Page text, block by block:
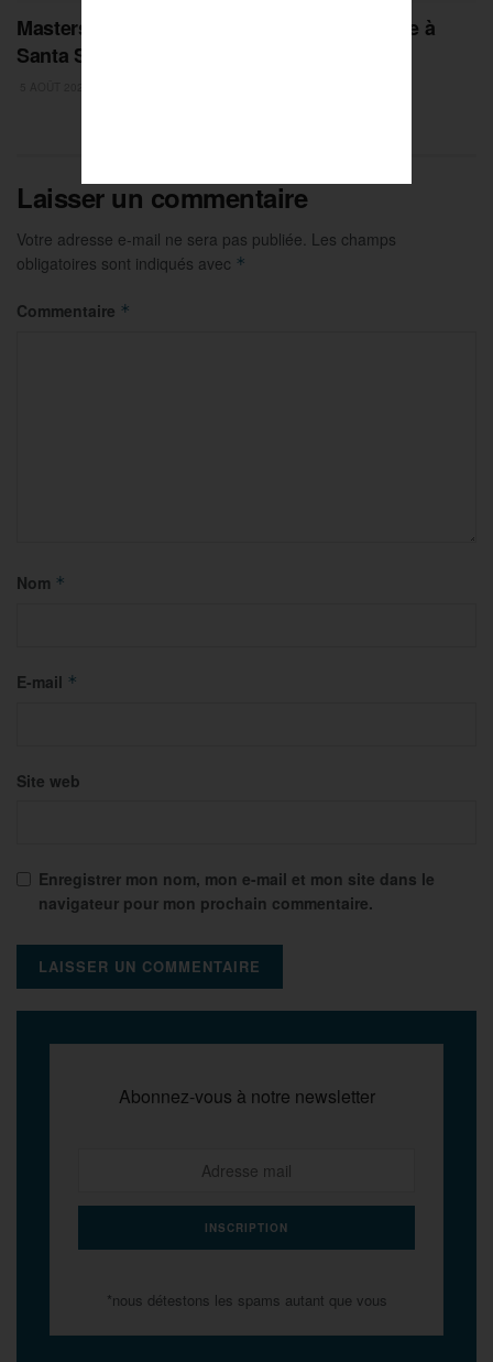
Masters de Pétanque : la Dream Team royale à
Santa Susanna !
Laisser un commentaire
Votre adresse e-mail ne sera pas publiée. Les champs
obligatoires sont indiqués avec *
Commentaire *
Nom *
E-mail *
Site web
Enregistrer mon nom, mon e-mail et mon site dans le
navigateur pour mon prochain commentaire.
Abonnez-vous à notre newsletter
*nous détestons les spams autant que vous